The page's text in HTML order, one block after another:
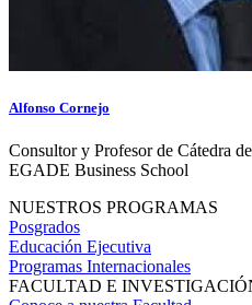
Alfonso Cornejo
Consultor y Profesor de Cátedra
EGADE Business School
NUESTROS PROGRAMAS
Posgrados
Educación Ejecutiva
Programas Internacionales
FACULTAD E